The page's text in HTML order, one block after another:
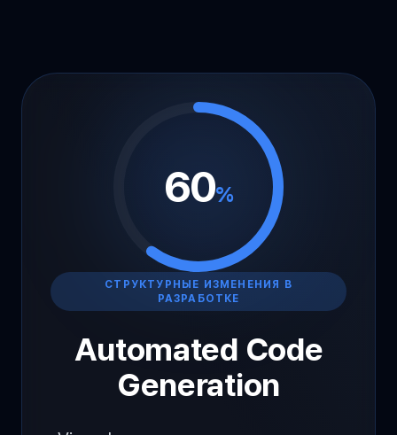
60%
СТРУКТУРНЫЕ ИЗМЕНЕНИЯ В
РАЗРАБОТКЕ
Automated Code
Generation